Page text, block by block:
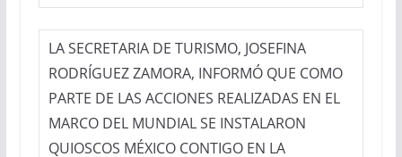
LA SECRETARIA DE TURISMO, JOSEFINA
RODRÍGUEZ ZAMORA, INFORMÓ QUE COMO
PARTE DE LAS ACCIONES REALIZADAS EN EL
MARCO DEL MUNDIAL SE INSTALARON
QUIOSCOS MÉXICO CONTIGO EN LA